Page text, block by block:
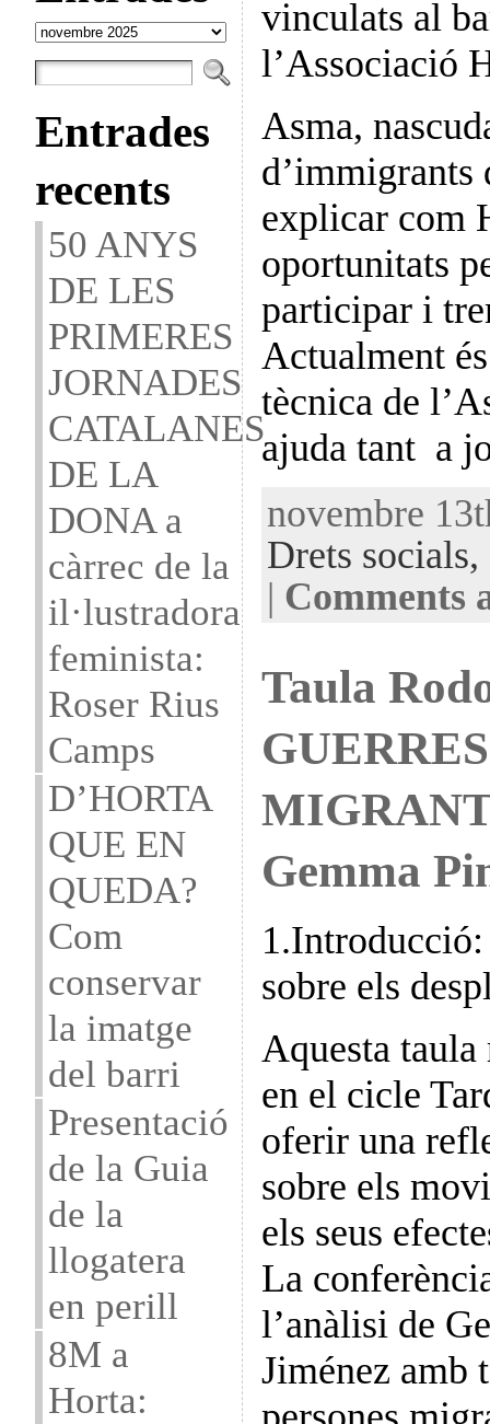
Entrades
Entrades
recents
50 ANYS
DE LES
PRIMERES
JORNADES
CATALANES
DE LA
DONA a
càrrec de la
il·lustradora
feminista:
Roser Rius
Camps
D’HORTA
QUE EN
QUEDA?
Com
conservar
la imatge
del barri
Presentació
de la Guia
de la
llogatera
en perill
8M a
Horta:
vinculats al
l’Associació
Asma,
explicar com
oportunitats
participar i
Actualment
tècnica de
ajuda tant a
novembre
Drets socials,
| Comments
Taula
Gemma
sobre els
Aquesta taula
en el cicle
oferir una
sobre els
els seus
La
l’anàlisi de
Jiménez amb